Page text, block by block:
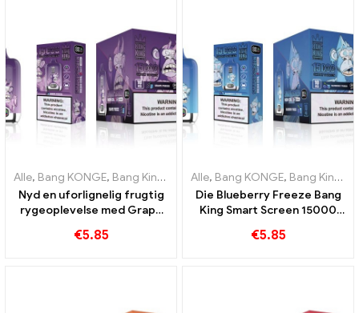
Alle, Bang KONGE, Bang King Smart skærm 15000 Puff ,Engangs
Nyd en uforlignelig frugtig
rygeoplevelse med Grape
Screen 15000 Puff
€5.85
Alle, Bang KONGE, Bang King Smart skærm 15000 Puff
Die Blueberry Freeze Bang
King Smart Screen 15000
€5.85